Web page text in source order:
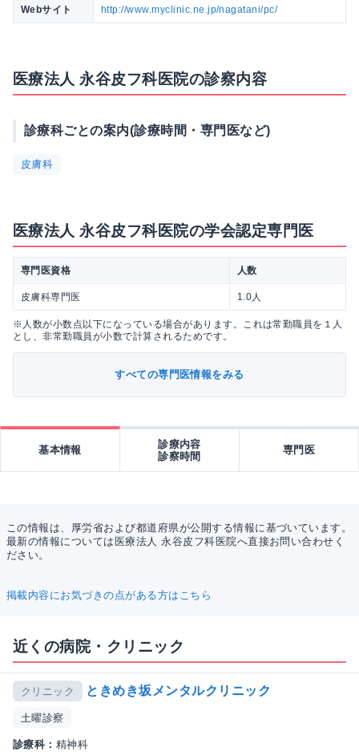
Webサイト http://www.myclinic.ne.jp/nagatani/pc/
医療法人 永谷皮フ科医院の診察内容
診療科ごとの案内(診療時間・専門医など)
皮膚科
医療法人 永谷皮フ科医院の学会認定専門医
専門医資格 人数
皮膚科専門医 1.0人
※人数が小数点以下になっている場合があります。これは常勤職員を１人
とし、非常勤職員が小数で計算されるためです。
すべての専門医情報をみる
基本情報
診療内容
診察時間
専門医
この情報は、厚労省および都道府県が公開する情報に基づいています。
最新の情報については医療法人 永谷皮フ科医院へ直接お問い合わせく
ださい。
掲載内容にお気づきの点がある方はこちら
近くの病院・クリニック
クリニック ときめき坂メンタルクリニック
土曜診察
診療科： 精神科